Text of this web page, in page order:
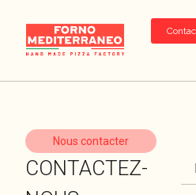
Nous contacter
CONTACTEZ-